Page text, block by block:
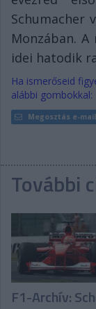
Schumacher
Monzában.
idei hatodik
Ha ismerőseid
alábbi gombokkal:
Megosztás e-
További
F1-Archív: